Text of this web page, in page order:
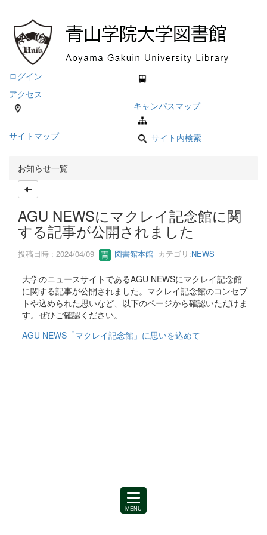
ログイン
アクセス
キャンパスマップ
サイトマップ サイト内検索
MENU
を
お知らせ一覧
AGU NEWSにマクレイ記念館に関
する記事が公開されました
投稿日時 : 2024/04/09 図書館本館 カテゴリ:NEWS
大学のニュースサイトであるAGU NEWSにマクレイ記念館
に関する記事が公開されました。マクレイ記念館のコンセプ
トや込められた思いなど、以下のページから確認いただけま
す。ぜひご確認ください。
AGU NEWS「マクレイ記念館」に思いを込めて